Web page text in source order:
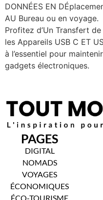
DONNÉES EN
AU Bureau ou en voyage.
Profitez d’Un Transfert
les Appareils USB C ET
à l’essentiel pour
gadgets électroniques.
PAGES
DIGITAL
NOMADS
VOYAGES
ÉCONOMIQUES
ÉCO-TOURISME